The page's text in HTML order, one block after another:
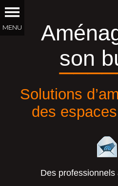
son
Solutions
des
Des